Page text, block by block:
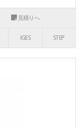
見積りへ
IGES STEP